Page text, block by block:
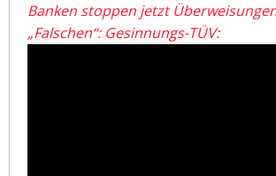
Banken stoppen jetzt
„Falschen“: Gesinnungs-TÜV: